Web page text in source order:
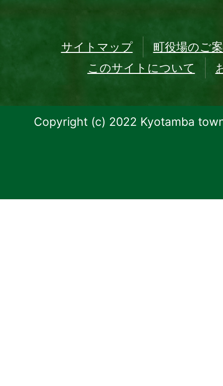
サイトマップ
町役場のご
このサイトについて
Copyright (c) 2022 Kyotamba